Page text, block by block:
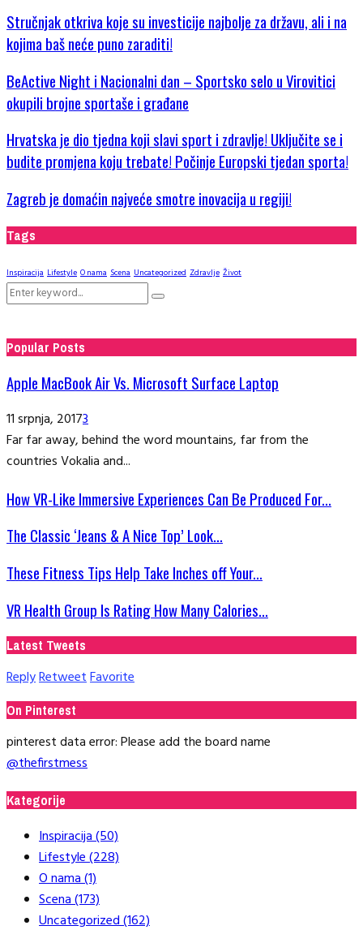
Stručnjak otkriva koje su investicije najbolje za državu, ali i na
kojima baš neće puno zaraditi!
BeActive Night i Nacionalni dan – Sportsko selo u Virovitici
okupili brojne sportaše i građane
Hrvatska je dio tjedna koji slavi sport i zdravlje! Uključite se i
budite promjena koju trebate! Počinje Europski tjedan sporta!
Zagreb je domaćin najveće smotre inovacija u regiji!
Tags
Inspiracija Lifestyle O nama Scena Uncategorized Zdravlje Život
Search
Search
Popular Posts
Apple MacBook Air Vs. Microsoft Surface Laptop
11 srpnja, 20173
Far far away, behind the word mountains, far from the
countries Vokalia and...
How VR-Like Immersive Experiences Can Be Produced For...
The Classic ‘Jeans & A Nice Top’ Look...
These Fitness Tips Help Take Inches off Your...
VR Health Group Is Rating How Many Calories...
Latest Tweets
ReplyRetweetFavorite
On Pinterest
pinterest data error: Please add the board name
@thefirstmess
Kategorije
Inspiracija(50)
Lifestyle(228)
O nama(1)
Scena(173)
Uncategorized(162)